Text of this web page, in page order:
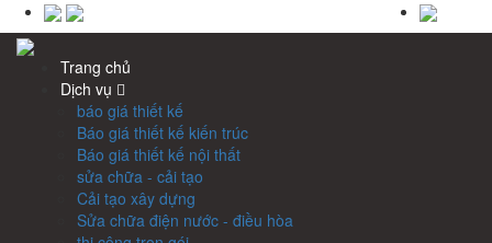
Trang chủ
Dịch vụ
báo giá thiết kế
Báo giá thiết kế kiến trúc
Báo giá thiết kế nội thất
sửa chữa - cải tạo
Cải tạo xây dựng
Sửa chữa điện nước - điều hòa